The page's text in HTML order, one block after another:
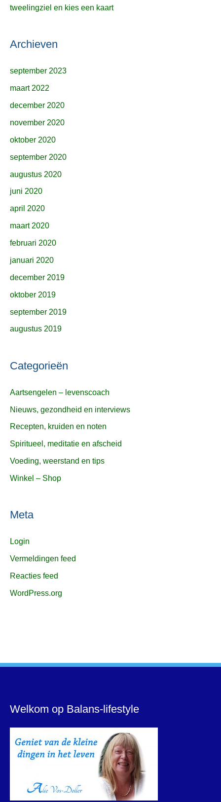
tweelingziel en kies een kaart
Archieven
september 2023
maart 2022
december 2020
november 2020
oktober 2020
september 2020
augustus 2020
juni 2020
april 2020
maart 2020
februari 2020
januari 2020
december 2019
oktober 2019
september 2019
augustus 2019
Categorieën
Aartsengelen – levenscoach
Nieuws, gezondheid en interviews
Recepten, kruiden en noten
Spiritueel, meditatie en afscheid
Voeding, weerstand en tips
Winkel – Shop
Meta
Login
Vermeldingen feed
Reacties feed
WordPress.org
Welkom op Balans-lifestyle